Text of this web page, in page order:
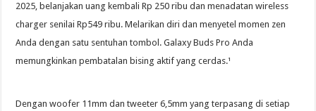
2025, belanjakan uang kembali Rp 250 ribu dan menadatan wireless
charger senilai Rp549 ribu. Melarikan diri dan menyetel momen zen
Anda dengan satu sentuhan tombol. Galaxy Buds Pro Anda
memungkinkan pembatalan bising aktif yang cerdas.¹
Dengan woofer 11mm dan tweeter 6,5mm yang terpasang di setiap